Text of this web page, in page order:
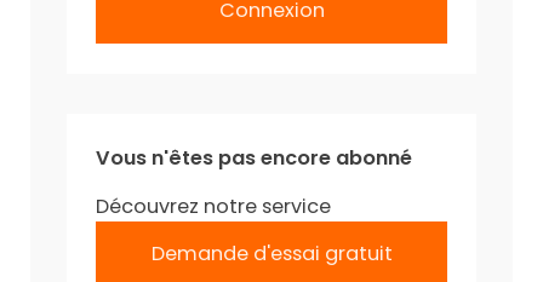
Connexion
Vous n'êtes pas encore abonné
Découvrez notre service
Demande d'essai gratuit